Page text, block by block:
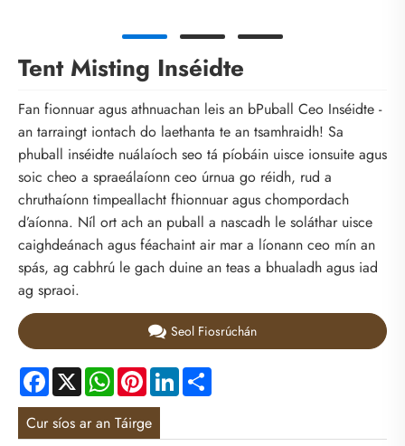
Tent Misting Inséidte
Fan fionnuar agus athnuachan leis an bPuball Ceo Inséidte -
an tarraingt iontach do laethanta te an tsamhraidh! Sa
phuball inséidte nuálaíoch seo tá píobáin uisce ionsuite agus
soic cheo a spraeálaíonn ceo úrnua go réidh, rud a
chruthaíonn timpeallacht fhionnuar agus chompordach
d’aíonna. Níl ort ach an puball a nascadh le soláthar uisce
caighdeánach agus féachaint air mar a líonann ceo mín an
spás, ag cabhrú le gach duine an teas a bhualadh agus iad
ag spraoi.
Seol Fiosrúchán
Facebook
X WhatsApp
PinterestLinkedIn
Cur síos ar an Táirge